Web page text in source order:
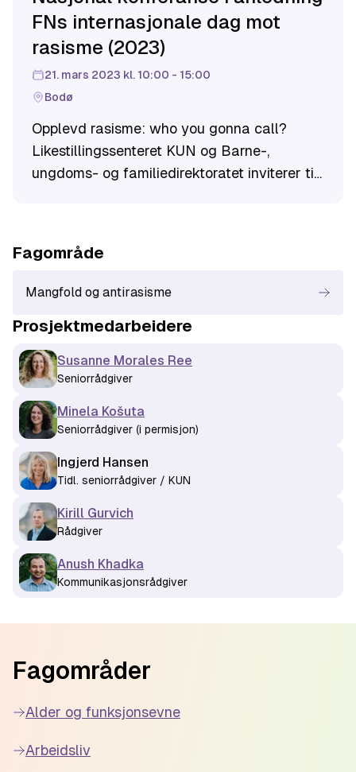
FNs internasjonale dag mot
rasisme (2023)
21. mars 2023 kl. 10:00 - 15:00
Bodø
Opplevd rasisme: who you gonna call?
Likestillingssenteret KUN og Barne-,
ungdoms- og familiedirektoratet inviterer til
Fagområde
Mangfold og antirasisme
Prosjektmedarbeidere
Susanne Morales Ree
Seniorrådgiver
Minela Košuta
Seniorrådgiver (i permisjon)
Ingjerd Hansen
Tidl. seniorrådgiver / KUN
Kirill Gurvich
Rådgiver
Anush Khadka
Kommunikasjonsrådgiver
Fagområder
Alder og funksjonsevne
Arbeidsliv